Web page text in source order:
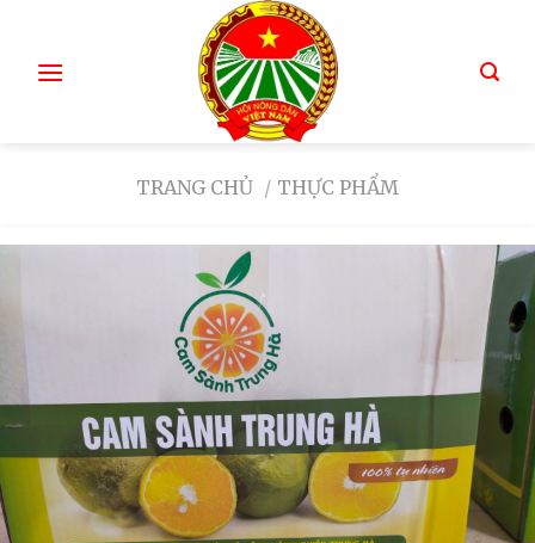
TRANG CHỦ / THỰC PHẨM